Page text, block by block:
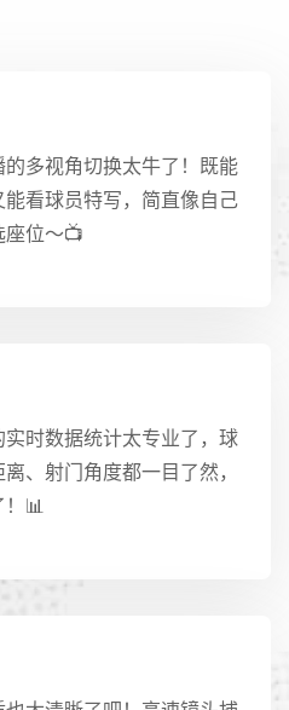
的多视角切换太牛了！既能
能看球员特写，简直像自己
座位～📺
实时数据统计太专业了，球
、射门角度都一目了然，
！📊